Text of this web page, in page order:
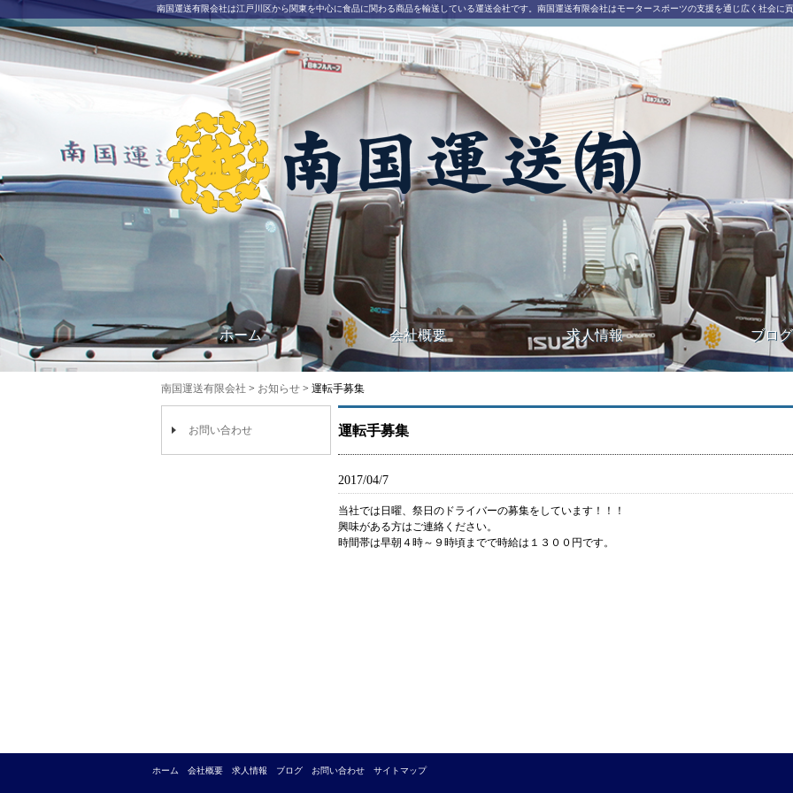
南国運送有限会社は江戸川区から関東を中心に食品に関わる商品を輸送している運送会社です。南国運送有限会社はモータースポーツの支援を通じ広く社会に貢
南国運送有限会社｜江戸川区西一之江にある運送会社
ホーム 会社概要 求人情報 ブログ
南国運送有限会社 > お知らせ > 運転手募集
運転手募集
2017/04/7
当社では日曜、祭日のドライバーの募集をしています！！！
興味がある方はご連絡ください。
時間帯は早朝４時～９時頃までで時給は１３００円です。
お問い合わせ
ホーム 会社概要 求人情報 ブログ お問い合わせ サイトマップ